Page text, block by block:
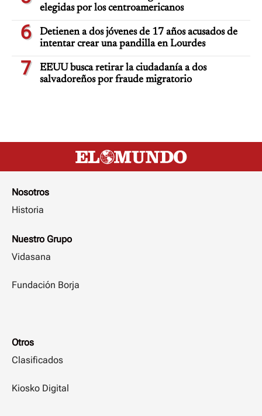
elegidas por los centroamericanos
6
Detienen a dos jóvenes de 17 años acusados de
intentar crear una pandilla en Lourdes
7
EEUU busca retirar la ciudadanía a dos
salvadoreños por fraude migratorio
Nosotros
Historia
Nuestro Grupo
Vidasana
Fundación Borja
Otros
Clasificados
Kiosko Digital